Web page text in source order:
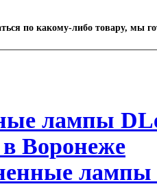
по какому-либо товару, мы
лампы
Воронеже